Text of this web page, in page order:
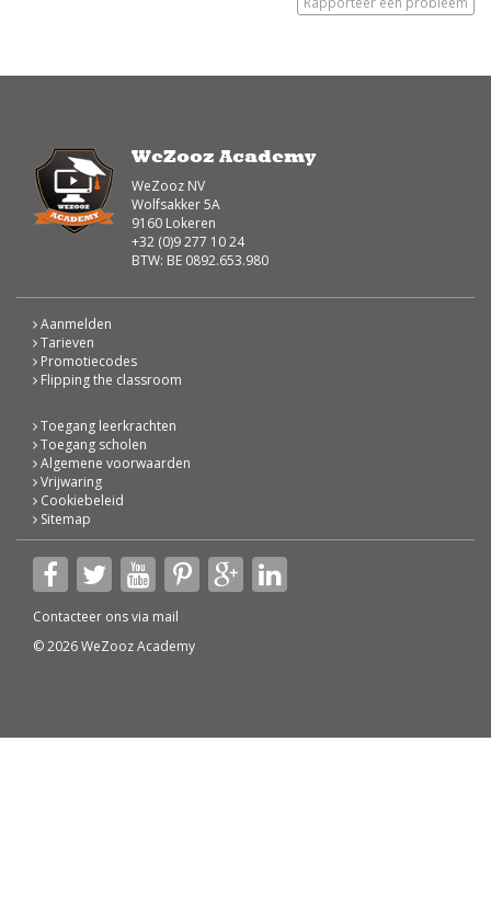
WeZooz Academy
WeZooz NV
Wolfsakker 5A
9160 Lokeren
+32 (0)9 277 10 24
BTW: BE 0892.653.980
Aanmelden
Tarieven
Promotiecodes
Flipping the classroom
Toegang leerkrachten
Toegang scholen
Algemene voorwaarden
Vrijwaring
Cookiebeleid
Sitemap
Contacteer ons via mail
© 2026 WeZooz Academy